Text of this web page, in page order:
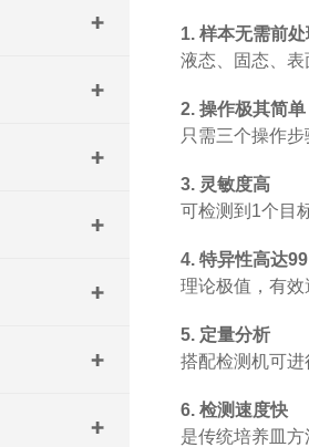
1. 样本无需前处
液态、固态、
2. 操作极其简单
只需三个操作
3. 灵敏度高
可检测到 1个目
4. 特异性高达
理论极值，有
5. 定量分析
搭配检测机可进
6. 检测速度快
是传统培养皿方